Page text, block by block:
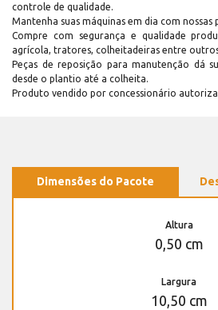
controle de qualidade.
Mantenha suas máquinas em dia com nossas
Compre com segurança e qualidade
agrícola, tratores, colheitadeiras entre
Peças de reposição para manutenção dá
desde o plantio até a colheita.
Produto vendido por concessionário
Dimensões do Pacote
Altura
0,50 cm
Largura
10,50 cm